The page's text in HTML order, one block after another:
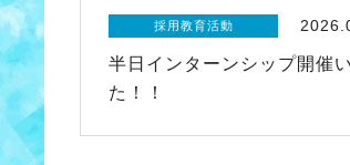
採用教育活動
半日インターンシップ開催
た！！